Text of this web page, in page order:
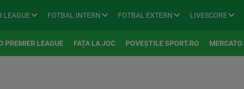
LEAGUE FOTBAL INTERN FOTBAL EXTERN LIVESCORE
PREMIER LEAGUE FAȚA LA JOC POVEȘTILE SPORT.RO